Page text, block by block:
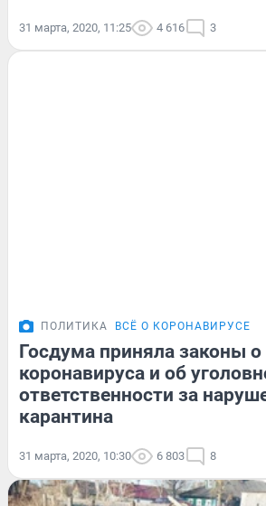
31 марта, 2020, 11:25 4 616 3
ПОЛИТИКА ВСЁ О КОРОНАВИРУСЕ
Госдума приняла законы
коронавируса и об
ответственности за
карантина
31 марта, 2020, 10:30 6 803 8